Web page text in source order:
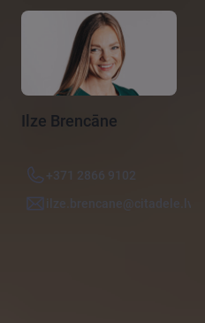
Ilze Brencāne
+371 2866 9102
ilze.brencane@citadele.lv